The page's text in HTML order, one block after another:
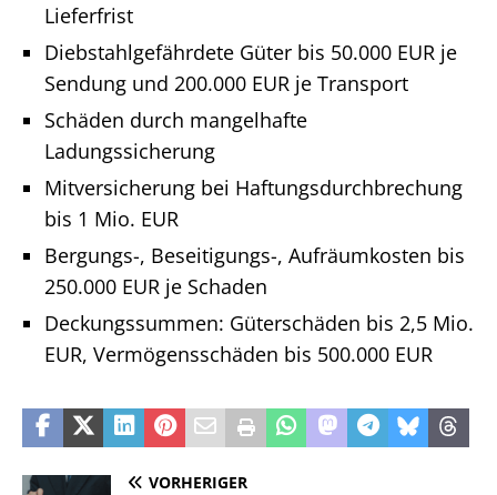
Lieferfrist
Diebstahlgefährdete Güter bis 50.000 EUR je
Sendung und 200.000 EUR je Transport
Schäden durch mangelhafte
Ladungssicherung
Mitversicherung bei Haftungsdurchbrechung
bis 1 Mio. EUR
Bergungs-, Beseitigungs-, Aufräumkosten bis
250.000 EUR je Schaden
Deckungssummen: Güterschäden bis 2,5 Mio.
EUR, Vermögensschäden bis 500.000 EUR
VORHERIGER